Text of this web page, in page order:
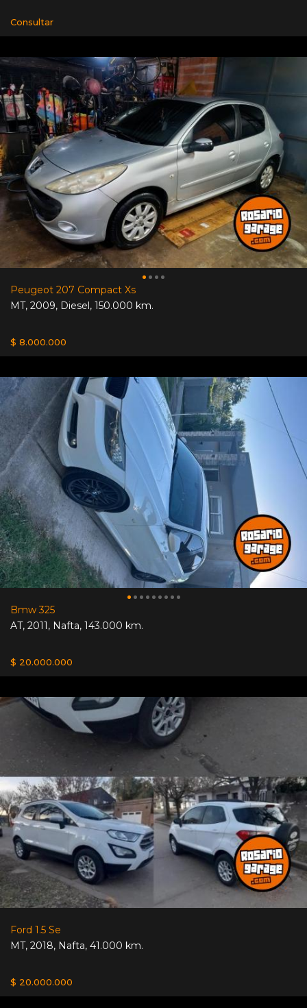
Consultar
Peugeot 207 Compact Xs
MT, 2009, Diesel, 150.000 km.
$ 8.000.000
Bmw 325
AT, 2011, Nafta, 143.000 km.
$ 20.000.000
Ford 1.5 Se
MT, 2018, Nafta, 41.000 km.
$ 20.000.000